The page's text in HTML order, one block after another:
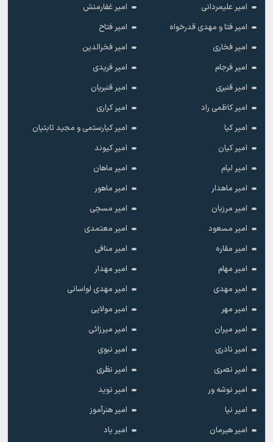
امیر علیمردانی
امیر غفارمنش
امیر فتا و مهدی قدرخواه
امیر فتاح
امیر فخاری
امیر فخرالدین
امیر فرجام
امیر فریدی
امیر قنبری
امیر قنبریان
امیر کاظمی راد
امیر کراری
امیر کیا
امیر کیارستمی و مجید ثابتیان
امیر کیان
امیر کیوند
امیر لیام
امیر ماهان
امیر ماهدار
امیر ماهور
امیر مرزبان
امیر مسچی
امیر مسعود
امیر معتمدی
امیر مقاره
امیر منافی
امیر مهام
امیر مهدار
امیر مهدی
امیر مهدی لواسانی
امیر مهر
امیر مولایی
امیر میران
امیر میرزائی
امیر نادری
امیر نبوی
امیر نصری
امیر نظری
امیر نوشه ور
امیر نوید
امیر نیا
امیر هنرآموز
امیر هیرمان
امیر یاد